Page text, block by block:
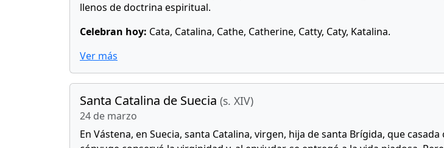
llenos de doctrina espiritual.
Celebran hoy: Cata, Catalina, Cathe, Catherine, Catty, Caty, Katalina.
Ver más
Santa Catalina de Suecia (s. XIV)
24 de marzo
En Vástena, en Suecia, santa Catalina, virgen, hija de santa Brígida, que